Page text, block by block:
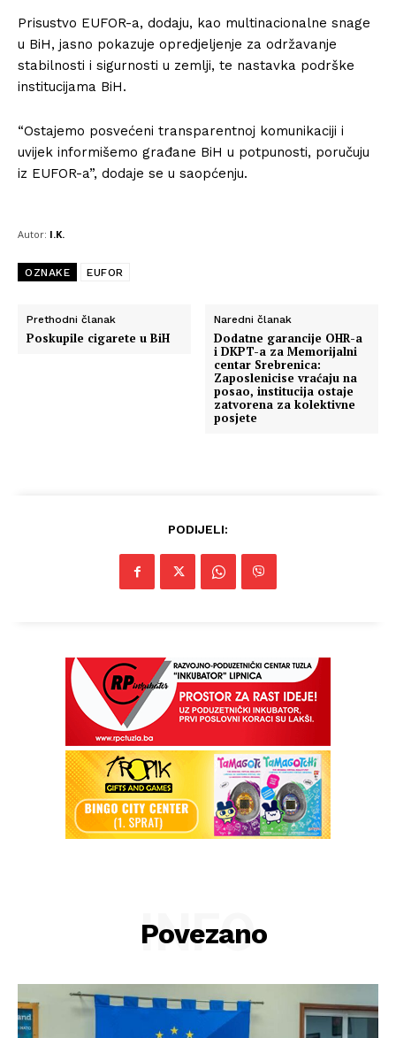
Prisustvo EUFOR-a, dodaju, kao multinacionalne snage
u BiH, jasno pokazuje opredjeljenje za održavanje
stabilnosti i sigurnosti u zemlji, te nastavka podrške
institucijama BiH.
“Ostajemo posvećeni transparentnoj komunikaciji i
uvijek informišemo građane BiH u potpunosti, poručuju
iz EUFOR-a”, dodaje se u saopćenju.
Autor: I.K.
OZNAKE EUFOR
Prethodni članak
Poskupile cigarete u BiH
Naredni članak
Dodatne garancije OHR-a
i DKPT-a za Memorijalni
centar Srebrenica:
Zaposlenicise vraćaju na
posao, institucija ostaje
zatvorena za kolektivne
posjete
PODIJELI:
Povezano
INFO